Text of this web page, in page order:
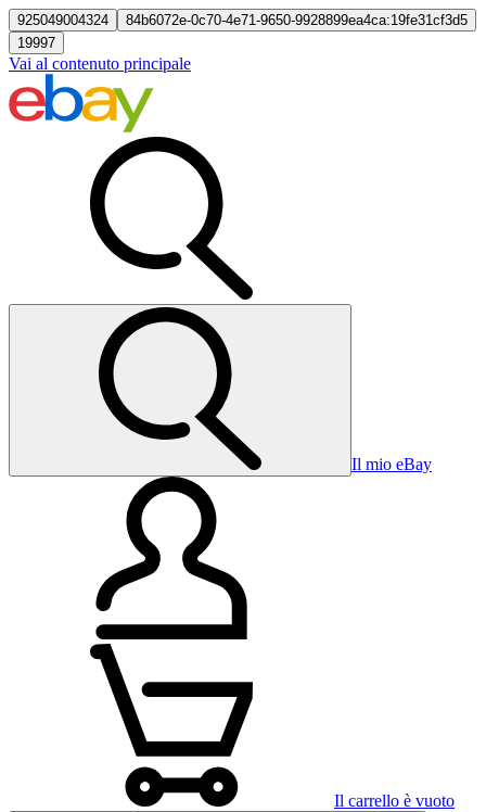
925049004324
84b6072e-0c70-4e71-9650-9928899ea4ca:19fe31cf3d5
19997
Vai al contenuto principale
Il mio eBay
Il carrello è vuoto